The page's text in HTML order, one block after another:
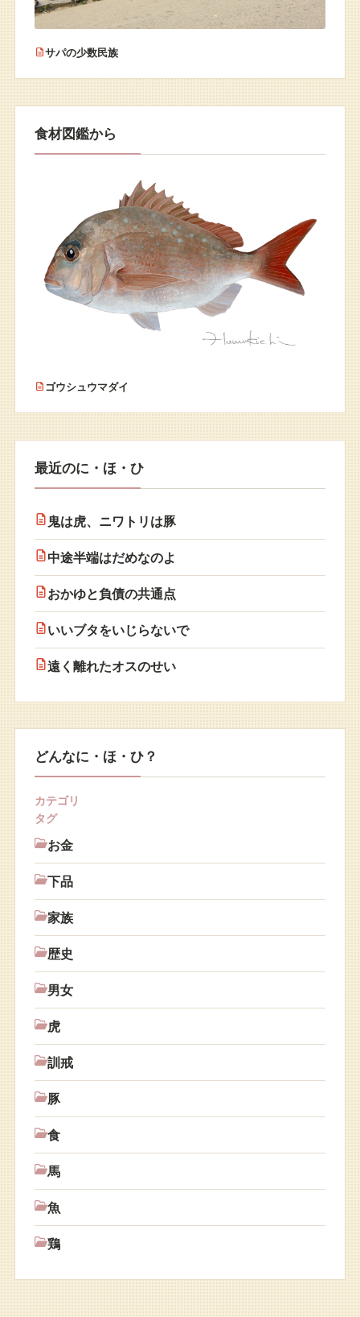
サパの少数民族
食材図鑑から
ゴウシュウマダイ
最近のに・ほ・ひ
鬼は虎、ニワトリは豚
中途半端はだめなのよ
おかゆと負債の共通点
いいブタをいじらないで
遠く離れたオスのせい
どんなに・ほ・ひ？
カテゴリ
タグ
お金
下品
家族
歴史
男女
虎
訓戒
豚
食
馬
魚
鶏